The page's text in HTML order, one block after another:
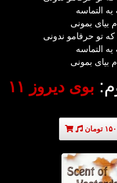
یه التماسه
بیای بمونی
تو حرفامو ندونی
یه التماسه
بیای بمونی
بوی دیروز ۱۱